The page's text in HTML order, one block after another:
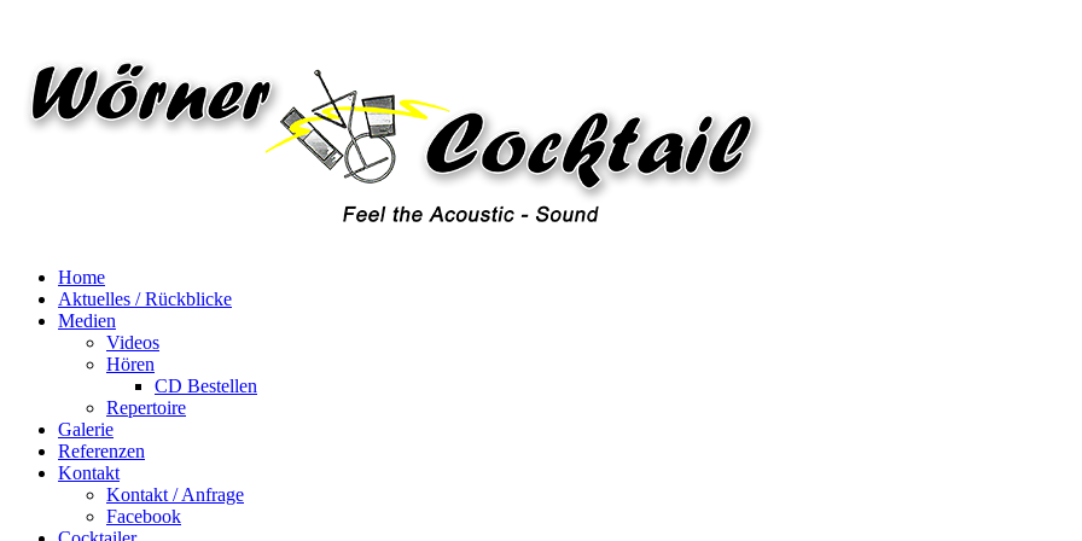
Home
Aktuelles / Rückblicke
Medien
Videos
Hören
CD Bestellen
Repertoire
Galerie
Referenzen
Kontakt
Kontakt / Anfrage
Facebook